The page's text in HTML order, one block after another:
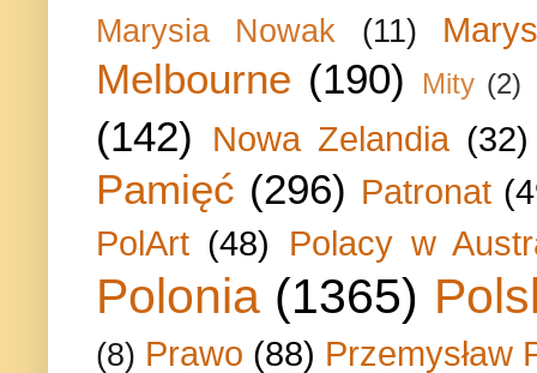
Marysia Nowak (11)
Melbourne (190) Mity (2)
(142) Nowa Zelandia (32)
Pamięć (296) Patronat
PolArt (48) Polacy w
Polonia (1365)
(8) Prawo (88) Przemysław